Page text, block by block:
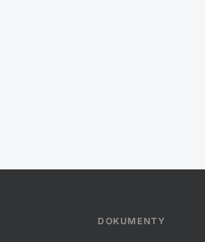
DOKUMENTY